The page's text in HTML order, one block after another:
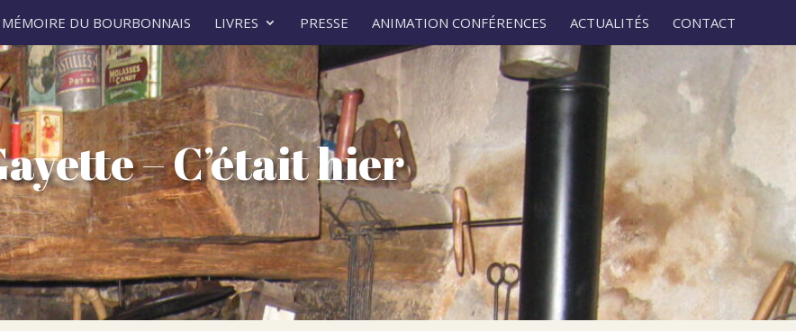
MÉMOIRE DU BOURBONNAIS LIVRES PRESSE ANIMATION CONFÉRENCES ACTUALITÉS CONTACT
– C’était hier